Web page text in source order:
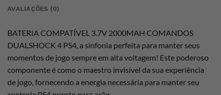
AVALIAÇÕES (0)
BATERIA COMPATÍVEL 3.7V 2000MAH COMANDOS
DUALSHOCK 4 PS4, a sinfonia perfeita para manter seus
momentos de jogo sempre em alta voltagem! Este poderoso
componente é como o maestro invisível da sua experiência
de jogo, fornecendo a energia necessária para manter seu